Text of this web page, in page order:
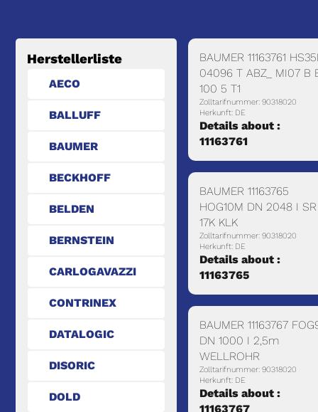
Herstellerliste
AECO
BALLUFF
BAUMER
BECKHOFF
BELDEN
BERNSTEIN
CARLOGAVAZZI
CONTRINEX
DATALOGIC
DISORIC
DOLD
BAUMER 11163761
04096 T ABZ_ MI07 B
100 5 T1
Zolltarifnummer: 90318020
Herkunft: DE
Details about :
11163761
BAUMER 11163765
HOG10M DN 2048 I SR
17K KLK
Zolltarifnummer: 90318020
Herkunft: DE
Details about :
11163765
BAUMER 11163767
DN 1000 I 2,5m
WELLROHR
Zolltarifnummer: 90318020
Herkunft: DE
Details about :
11163767